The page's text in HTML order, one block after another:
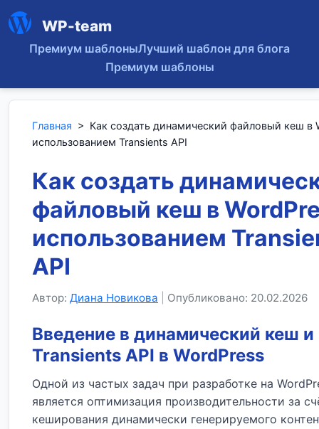
WP-team
Премиум шаблоныЛучший шаблон для блога
Премиум шаблоны
Главная > Как создать динамический файловый кеш в
использованием Transients API
Как создать
файловый кеш в
использованием
API
Автор: Диана Новикова Опубликовано: 20.02.2026
Введение в динамический кеш и
Transients API в WordPress
Одной из частых задач при разработке на
является оптимизация производительности за
кеширования динамически генерируемого